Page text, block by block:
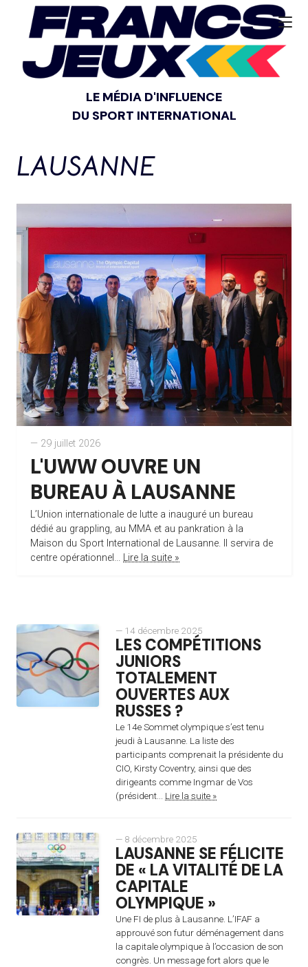
LE MÉDIA D'INFLUENCE
DU SPORT INTERNATIONAL
LAUSANNE
— 29 juillet 2026
L'UWW OUVRE UN
BUREAU À LAUSANNE
L’Union internationale de lutte a inauguré un bureau
dédié au grappling, au MMA et au pankration à la
Maison du Sport International de Lausanne. Il servira de
centre opérationnel... Lire la suite »
— 14 décembre 2025
LES COMPÉTITIONS
JUNIORS
TOTALEMENT
OUVERTES AUX
RUSSES ?
Le 14e Sommet olympique s’est tenu
jeudi à Lausanne. La liste des
participants comprenait la présidente du
CIO, Kirsty Coventry, ainsi que des
dirigeants comme Ingmar de Vos
(président... Lire la suite »
— 8 décembre 2025
LAUSANNE SE FÉLICITE
DE « LA VITALITÉ DE LA
CAPITALE
OLYMPIQUE »
Une FI de plus à Lausanne. L’IFAF a
approuvé son futur déménagement dans
la capitale olympique à l’occasion de son
congrès. Un message fort alors que le